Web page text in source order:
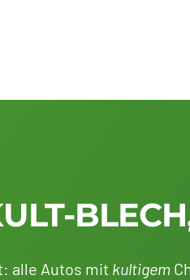
alle Autos mit kultigem